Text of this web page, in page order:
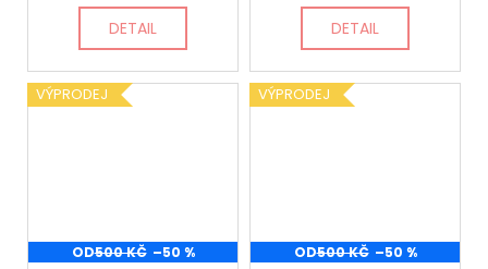
DETAIL DETAIL
VÝPRODEJ
OD500 KČ –50 %
VÝPRODEJ
OD500 KČ –50 %